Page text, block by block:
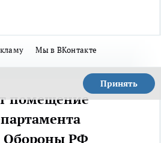
Мы в ВКонтакте
Принять
помещение
Обороны РФ